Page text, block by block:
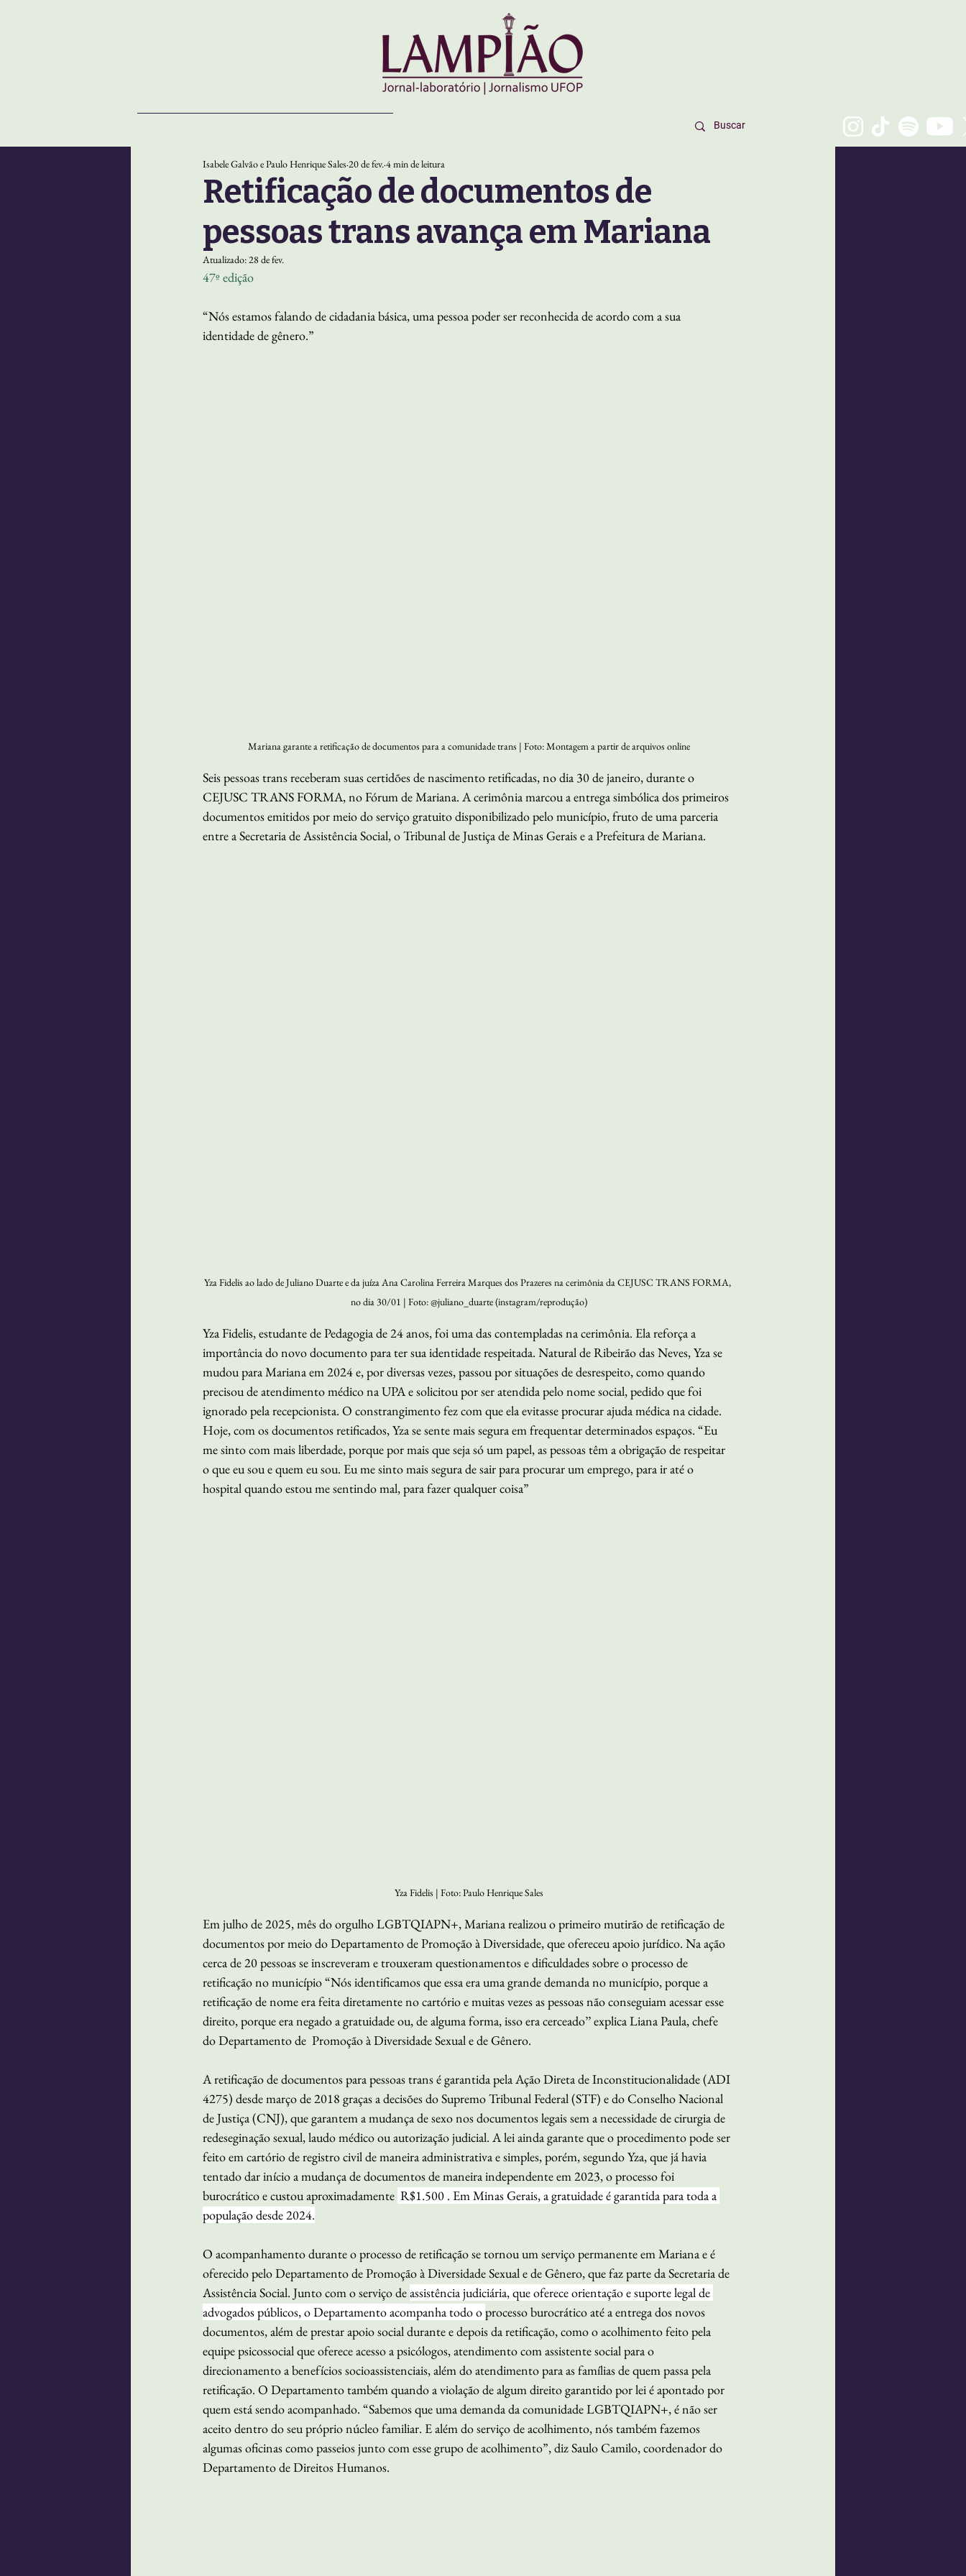
Retificação de documentos de
pessoas trans avança em Mariana
Isabele Galvão e Paulo Henrique Sales 20 de fev.4 min de leitura
Atualizado:28 de fev.
47º edição
“Nós estamos falando de cidadania básica, uma pessoa poder ser reconhecida de acordo com a sua
identidade de gênero.”
Mariana garante a retificação de documentos para a comunidade trans | Foto: Montagem a partir de arquivos online
Seis pessoas trans receberam suas certidões de nascimento retificadas, no dia 30 de janeiro, durante o
CEJUSC TRANS FORMA, no Fórum de Mariana. A cerimônia marcou a entrega simbólica dos primeiros
documentos emitidos por meio do serviço gratuito disponibilizado pelo município, fruto de uma parceria
entre a Secretaria de Assistência Social, o Tribunal de Justiça de Minas Gerais e a Prefeitura de Mariana.
Yza Fidelis ao lado de Juliano Duarte e da juíza Ana Carolina Ferreira Marques dos Prazeres na cerimônia da CEJUSC TRANS FORMA,
no dia 30/01 | Foto: @juliano_duarte (instagram/reprodução)
Yza Fidelis, estudante de Pedagogia de 24 anos, foi uma das contempladas na cerimônia. Ela reforça a
importância do novo documento para ter sua identidade respeitada. Natural de Ribeirão das Neves, Yza se
mudou para Mariana em 2024 e, por diversas vezes, passou por situações de desrespeito, como quando
precisou de atendimento médico na UPA e solicitou por ser atendida pelo nome social, pedido que foi
ignorado pela recepcionista. O constrangimento fez com que ela evitasse procurar ajuda médica na cidade.
Hoje, com os documentos retificados, Yza se sente mais segura em frequentar determinados espaços. “Eu
me sinto com mais liberdade, porque por mais que seja só um papel, as pessoas têm a obrigação de respeitar
o que eu sou e quem eu sou. Eu me sinto mais segura de sair para procurar um emprego, para ir até o
hospital quando estou me sentindo mal, para fazer qualquer coisa”
Yza Fidelis | Foto: Paulo Henrique Sales
Em julho de 2025, mês do orgulho LGBTQIAPN+, Mariana realizou o primeiro mutirão de retificação de
documentos por meio do Departamento de Promoção à Diversidade, que ofereceu apoio jurídico. Na ação
cerca de 20 pessoas se inscreveram e trouxeram questionamentos e dificuldades sobre o processo de
retificação no município “Nós identificamos que essa era uma grande demanda no município, porque a
retificação de nome era feita diretamente no cartório e muitas vezes as pessoas não conseguiam acessar esse
direito, porque era negado a gratuidade ou, de alguma forma, isso era cerceado’’ explica Liana Paula, chefe
do Departamento de  Promoção à Diversidade Sexual e de Gênero.
A retificação de documentos para pessoas trans é garantida pela Ação Direta de Inconstitucionalidade (ADI
4275) desde março de 2018 graças a decisões do Supremo Tribunal Federal (STF) e do Conselho Nacional
de Justiça (CNJ), que garantem a mudança de sexo nos documentos legais sem a necessidade de cirurgia de
redeseginação sexual, laudo médico ou autorização judicial. A lei ainda garante que o procedimento pode ser
feito em cartório de registro civil de maneira administrativa e simples, porém, segundo Yza, que já havia
tentado dar início a mudança de documentos de maneira independente em 2023, o processo foi
burocrático e custou aproximadamente R$1.500 . Em Minas Gerais, a gratuidade é garantida para toda a
população desde 2024.
O acompanhamento durante o processo de retificação se tornou um serviço permanente em Mariana e é
oferecido pelo Departamento de Promoção à Diversidade Sexual e de Gênero, que faz parte da Secretaria de
Assistência Social. Junto com o serviço de assistência judiciária, que oferece orientação e suporte legal de
advogados públicos, o Departamento acompanha todo o processo burocrático até a entrega dos novos
documentos, além de prestar apoio social durante e depois da retificação, como o acolhimento feito pela
equipe psicossocial que oferece acesso a psicólogos, atendimento com assistente social para o
direcionamento a benefícios socioassistenciais, além do atendimento para as famílias de quem passa pela
retificação. O Departamento também quando a violação de algum direito garantido por lei é apontado por
quem está sendo acompanhado. “Sabemos que uma demanda da comunidade LGBTQIAPN+, é não ser
aceito dentro do seu próprio núcleo familiar. E além do serviço de acolhimento, nós também fazemos
algumas oficinas como passeios junto com esse grupo de acolhimento”, diz Saulo Camilo, coordenador do
Departamento de Direitos Humanos.